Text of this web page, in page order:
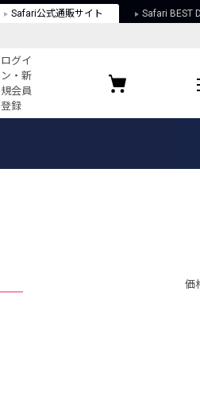
Safari公式通販サイト Safari BEST
ログイ
ン・新
規会員
登録
お気に入りブランド
価